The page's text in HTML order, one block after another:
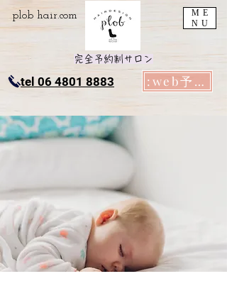
ME
NU
完全予約制サロン
plob​ hair.com
tel 06 4801 8883 :web予約